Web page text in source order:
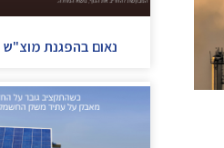
נאום בהפגנת